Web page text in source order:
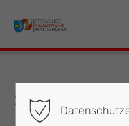
Der Eintrag
Der Eintrag
29.11.2024